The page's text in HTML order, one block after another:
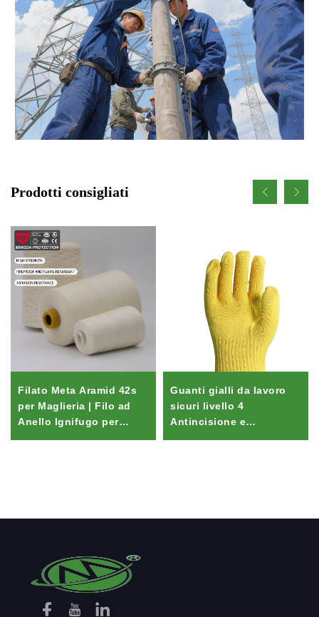
Prodotti consigliati
Filato Meta Aramid 42s
per Maglieria | Filo ad
Anello Ignifugo per
Guanti gialli da lavoro
sicuri livello 4
Antincisione e